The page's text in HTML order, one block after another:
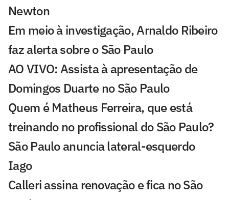
Newton
Em meio à investigação, Arnaldo Ribeiro
faz alerta sobre o São Paulo
AO VIVO: Assista à apresentação de
Domingos Duarte no São Paulo
Quem é Matheus Ferreira, que está
treinando no profissional do São Paulo?
São Paulo anuncia lateral-esquerdo
Iago
Calleri assina renovação e fica no São